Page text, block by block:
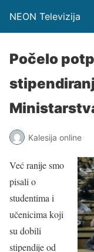
NEON Televizija
Počelo
Kalesija online
Već ranije smo
pisali o
studentima i
učenicima koji
su dobili
stipendije od